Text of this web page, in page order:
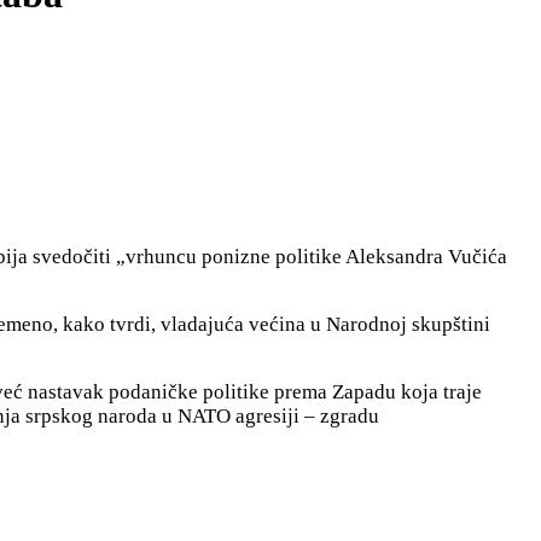
svedočiti „vrhuncu ponizne politike Aleksandra Vučića
kako tvrdi, vladajuća većina u Narodnoj skupštini
nastavak podaničke politike prema Zapadu koja traje
srpskog naroda u NATO agresiji – zgradu